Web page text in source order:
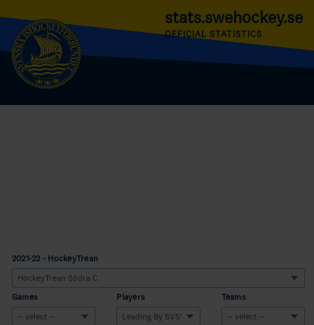
stats.swehockey.se
OFFICIAL STATISTICS
2021-22 - HockeyTrean
Games Players Teams